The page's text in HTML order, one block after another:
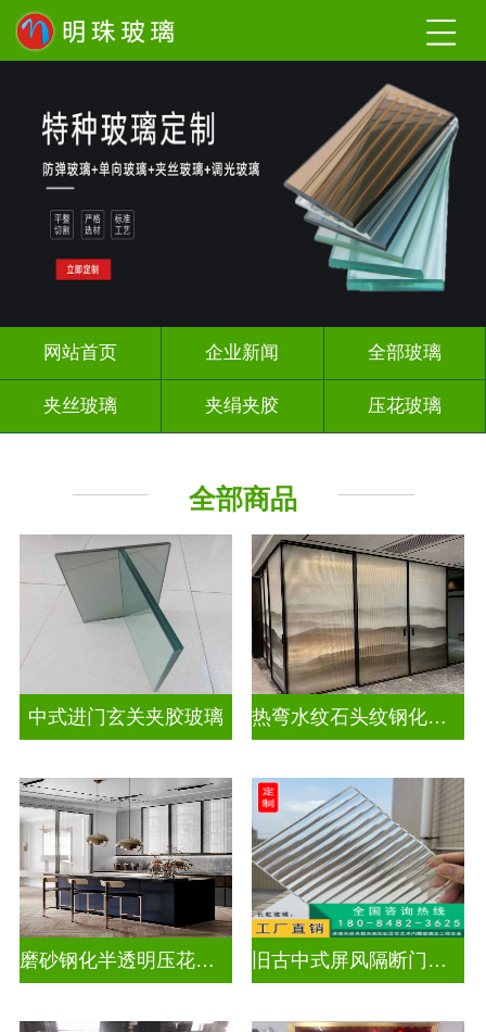
网站首页 企业新闻 全部玻璃
夹丝玻璃 夹绢夹胶 压花玻璃
工程玻璃
全部商品
中式进门玄关夹胶玻璃 热弯水纹石头纹钢化夹胶艺术玻璃
磨砂钢化半透明压花玻璃 旧古中式屏风隔断门窗压花玻璃